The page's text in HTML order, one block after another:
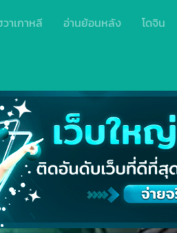
าเกาหลี อ่านย้อนหลัง โดจิน